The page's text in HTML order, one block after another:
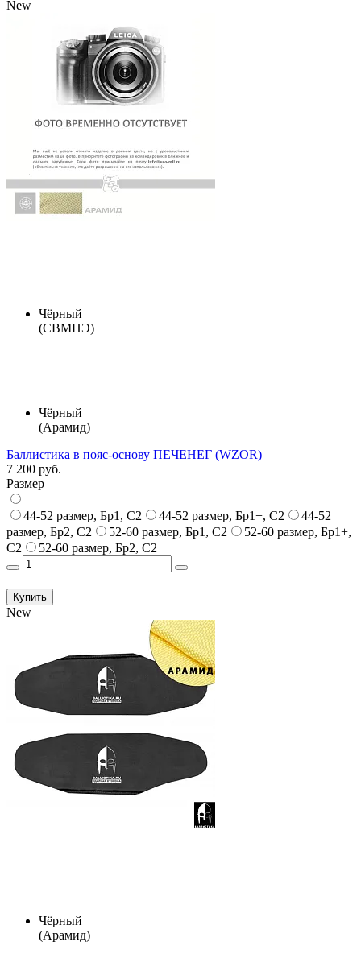
New
Чёрный
(СВМПЭ)
Чёрный
(Арамид)
Баллистика в пояс-основу ПЕЧЕНЕГ (WZOR)
7 200 руб.
Размер
44-52 размер, Бр1, С2 44-52 размер, Бр1+, С2
44-52
размер, Бр2, С2
52-60 размер, Бр1, С2
52-60 размер, Бр1+,
С2
52-60 размер, Бр2, С2
Купить
New
Чёрный
(Арамид)